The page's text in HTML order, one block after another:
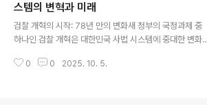
금액으로 환산하면 약 4억 6000만원에 달합니다. 고위직
과 일반 직원의 마일리지 격차직급별 보유 마일리지를 살
펴보면, 장·차관급 등 고위직의 경우 올해 기준 1인당 평균
원은 평균 1만 3042마일리지를 보유한 것으로 조사되었
스템의 변혁과 미래
검찰 개혁의 시작: 78년 만의 변화새 정부의 국정과제 중
하나인 검찰 개혁은 대한민국 사법 시스템에 중대한 변화
청은 내년 10월 해체를 앞두고 있으며, 이는 단순한 조직
0 0 2025. 10. 5.